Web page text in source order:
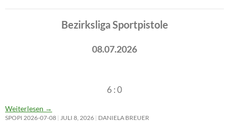
Bezirksliga Sportpistole
08.07.2026
6 : 0
Weiterlesen →
SPOPI 2026-07-08 JULI 8, 2026 DANIELA BREUER